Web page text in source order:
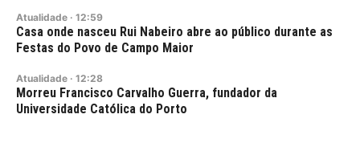
Atualidade · 12:59
Casa onde nasceu Rui Nabeiro abre ao público durante as
Festas do Povo de Campo Maior
Atualidade · 12:28
Morreu Francisco Carvalho Guerra, fundador da
Universidade Católica do Porto